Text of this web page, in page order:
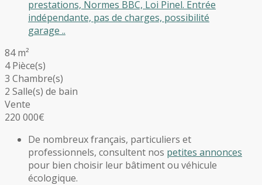
prestations, Normes BBC, Loi Pinel. Entrée
indépendante, pas de charges, possibilité
garage ..
84 m²
4 Pièce(s)
3 Chambre(s)
2 Salle(s) de bain
Vente
220 000€
De nombreux français, particuliers et
professionnels, consultent nos petites annonces
pour bien choisir leur bâtiment ou véhicule
écologique.